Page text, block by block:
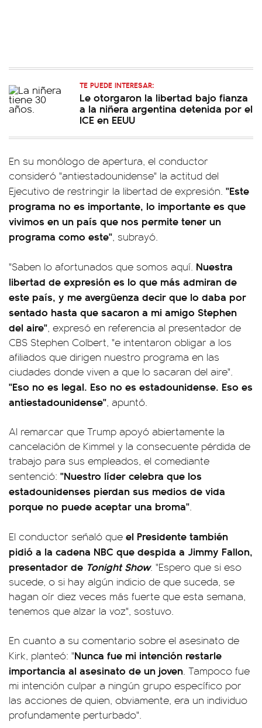
TE PUEDE INTERESAR:
Le otorgaron la libertad bajo fianza
a la niñera argentina detenida por el
ICE en EEUU
En su monólogo de apertura, el conductor
consideró "antiestadounidense" la actitud del
Ejecutivo de restringir la libertad de expresión. "Este
programa no es importante, lo importante es que
vivimos en un país que nos permite tener un
programa como este", subrayó.
"Saben lo afortunados que somos aquí. Nuestra
libertad de expresión es lo que más admiran de
este país, y me avergüenza decir que lo daba por
sentado hasta que sacaron a mi amigo Stephen
del aire", expresó en referencia al presentador de
CBS Stephen Colbert, "e intentaron obligar a los
afiliados que dirigen nuestro programa en las
ciudades donde viven a que lo sacaran del aire".
"Eso no es legal. Eso no es estadounidense. Eso es
antiestadounidense", apuntó.
Al remarcar que Trump apoyó abiertamente la
cancelación de Kimmel y la consecuente pérdida de
trabajo para sus empleados, el comediante
sentenció: "Nuestro líder celebra que los
estadounidenses pierdan sus medios de vida
porque no puede aceptar una broma".
El conductor señaló que el Presidente también
pidió a la cadena NBC que despida a Jimmy Fallon,
presentador de Tonight Show. "Espero que si eso
sucede, o si hay algún indicio de que suceda, se
hagan oír diez veces más fuerte que esta semana,
tenemos que alzar la voz", sostuvo.
En cuanto a su comentario sobre el asesinato de
Kirk, planteó: "Nunca fue mi intención restarle
importancia al asesinato de un joven. Tampoco fue
mi intención culpar a ningún grupo específico por
las acciones de quien, obviamente, era un individuo
profundamente perturbado".